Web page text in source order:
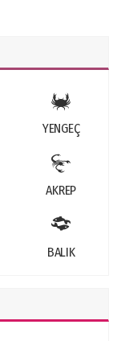
YENGEÇ
AKREP
BALIK